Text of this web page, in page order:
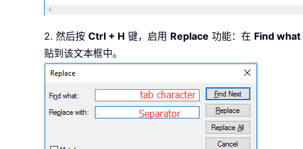
2. 然后按 Ctrl + H 键，启用 Replace 功能：在 Find what
贴到该文本框中。